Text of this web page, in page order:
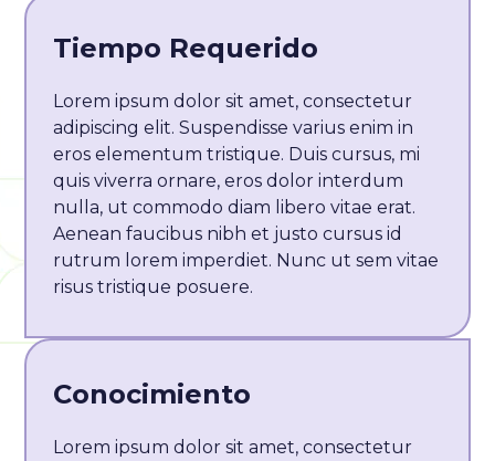
Tiempo Requerido
Lorem ipsum dolor sit amet, consectetur
adipiscing elit. Suspendisse varius enim in
eros elementum tristique. Duis cursus, mi
quis viverra ornare, eros dolor interdum
nulla, ut commodo diam libero vitae erat.
Aenean faucibus nibh et justo cursus id
rutrum lorem imperdiet. Nunc ut sem vitae
risus tristique posuere.
Conocimiento
Lorem ipsum dolor sit amet, consectetur